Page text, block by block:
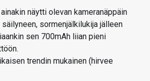
näytti olevan kameranäppäin
sormenjälkilukija jälleen
sen 700mAh liian pieni
trendin mukainen (hirvee